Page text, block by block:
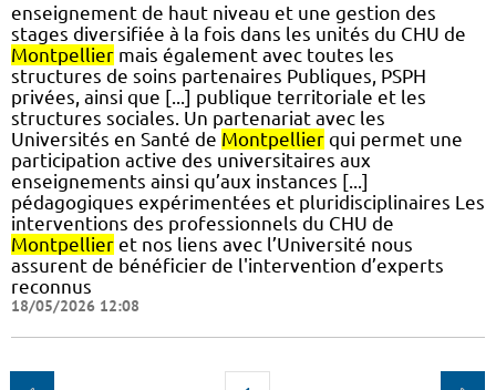
enseignement de haut niveau et une gestion des
stages diversifiée à la fois dans les unités du CHU de
Montpellier mais également avec toutes les
structures de soins partenaires Publiques, PSPH
privées, ainsi que [...] publique territoriale et les
structures sociales. Un partenariat avec les
Universités en Santé de Montpellier qui permet une
participation active des universitaires aux
enseignements ainsi qu’aux instances [...]
pédagogiques expérimentées et pluridisciplinaires Les
interventions des professionnels du CHU de
Montpellier et nos liens avec l’Université nous
assurent de bénéficier de l'intervention d’experts
reconnus
18/05/2026 12:08